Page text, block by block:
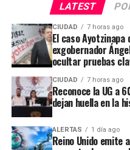
LATEST
CIUDAD 7 horas ago
El caso Ayotzinapa
exgobernador
ocultar pruebas
CIUDAD 7 horas ago
Reconoce la UG a
dejan huella en la
ALERTAS 1 día ago
Reino Unido